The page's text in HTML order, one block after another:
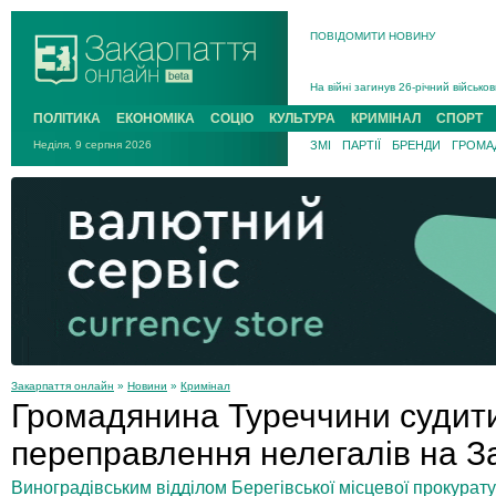
ПОВІДОМИТИ НОВИНУ
Підтвердили загибель
На війні загинув 26-річний
ПОЛІТИКА ЕКОНОМІКА СОЦІО КУЛЬТУРА КРИМІНАЛ СПОРТ
Неділя, 9 серпня 2026 ЗМІ ПАРТІЇ БРЕНДИ
Закарпаття онлайн » Новини » Кримінал
Громадянина Туреччини
переправлення нелегалів на
Виноградівським відділом Берегівської місцевої